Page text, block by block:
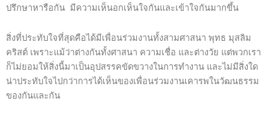
ปรึกษาหารือกัน มีความเห็นอกเห็นใจกันและเข้าใจกันมากขึ้น
สิ่งที่ประทับใจที่สุดคือได้มีเพื่อนร่วมงานทั้งสามศาสนา พุทธ มุสลิม
คริสต์ เพราะแม้ว่าต่างกันทั้งศาสนา ความเชื่อ และต่างวัย แต่พวกเรา
ก็ไม่ยอมให้สิ่งนี้มาเป็นอุปสรรคขัดขวางในการทำงาน และไม่มีสิ่งใด
น่าประทับใจไปกว่าการได้เห็นของเพื่อนร่วมงานเคารพในวัฒนธรรม
ของกันและกัน